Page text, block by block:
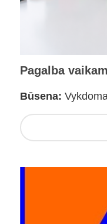
Pagalba
Būsena: